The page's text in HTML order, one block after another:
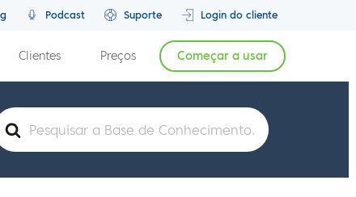
Podcast Suporte Login do cliente
Clientes Preços Começar a usar